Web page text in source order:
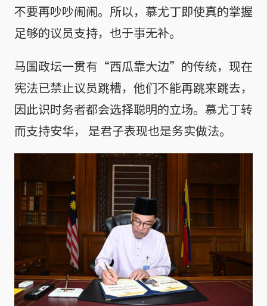
不要再吵吵闹闹。所以，慕尤丁即使真的掌握
足够的议员支持，也于事无补。
马国政坛一贯有“西瓜靠大边”的传统，现在
宪法已禁止议员跳槽，他们不能再跳来跳去，
因此识时务者都会选择聪明的立场。慕尤丁转
而支持安华， 是君子表现也是务实做法。